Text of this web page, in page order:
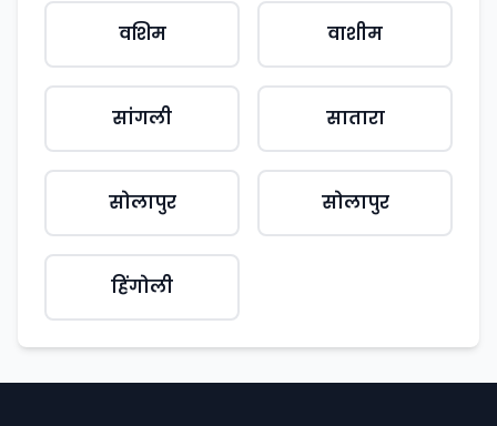
वशिम वाशीम
सांगली सातारा
सोलापुर सोलापुर
हिंगोली